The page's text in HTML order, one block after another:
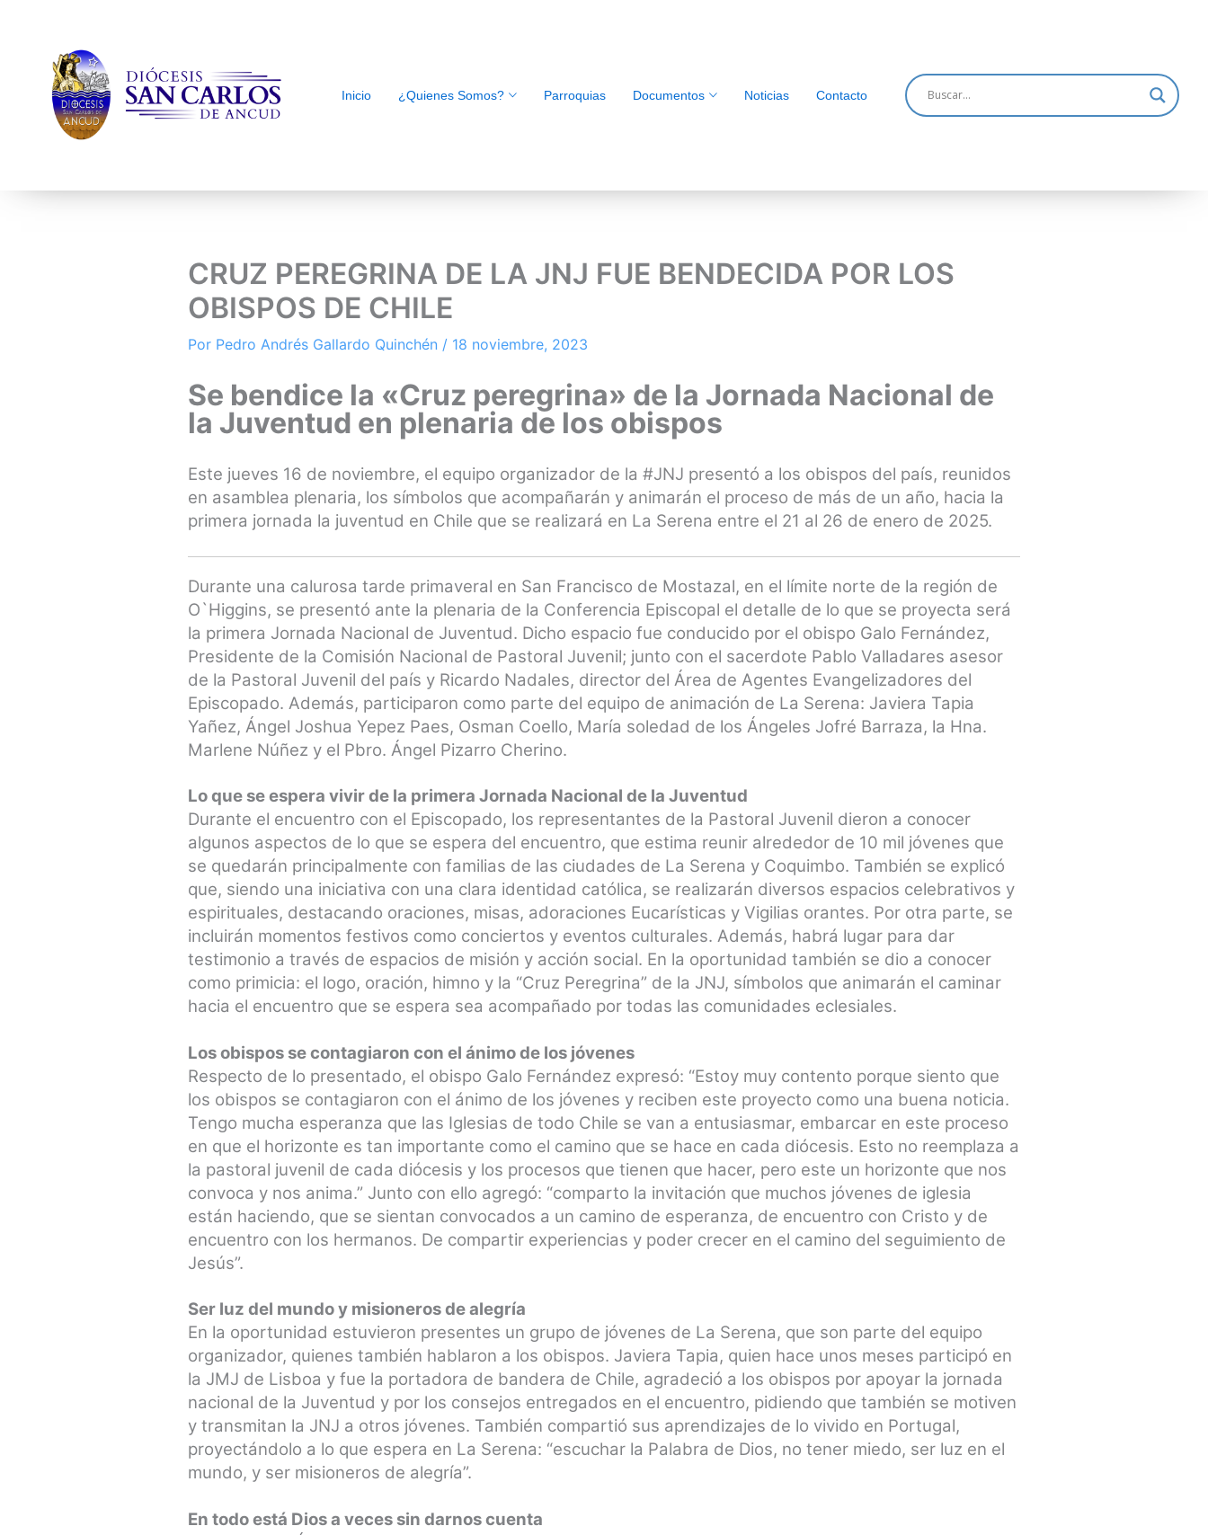
Inicio ¿Quienes Somos? Parroquias Documentos Noticias Contacto
CRUZ PEREGRINA DE LA JNJ FUE BENDECIDA POR LOS
OBISPOS DE CHILE
Por Pedro Andrés Gallardo Quinchén / 18 noviembre, 2023
Se bendice la «Cruz peregrina» de la Jornada Nacional de
la Juventud en plenaria de los obispos
Este jueves 16 de noviembre, el equipo organizador de la #JNJ presentó a los obispos del país, reunidos
en asamblea plenaria, los símbolos que acompañarán y animarán el proceso de más de un año, hacia la
primera jornada la juventud en Chile que se realizará en La Serena entre el 21 al 26 de enero de 2025.
Durante una calurosa tarde primaveral en San Francisco de Mostazal, en el límite norte de la región de
O`Higgins, se presentó ante la plenaria de la Conferencia Episcopal el detalle de lo que se proyecta será
la primera Jornada Nacional de Juventud. Dicho espacio fue conducido por el obispo Galo Fernández,
Presidente de la Comisión Nacional de Pastoral Juvenil; junto con el sacerdote Pablo Valladares asesor
de la Pastoral Juvenil del país y Ricardo Nadales, director del Área de Agentes Evangelizadores del
Episcopado. Además, participaron como parte del equipo de animación de La Serena: Javiera Tapia
Yañez, Ángel Joshua Yepez Paes, Osman Coello, María soledad de los Ángeles Jofré Barraza, la Hna.
Marlene Núñez y el Pbro. Ángel Pizarro Cherino.
Lo que se espera vivir de la primera Jornada Nacional de la Juventud
Durante el encuentro con el Episcopado, los representantes de la Pastoral Juvenil dieron a conocer
algunos aspectos de lo que se espera del encuentro, que estima reunir alrededor de 10 mil jóvenes que
se quedarán principalmente con familias de las ciudades de La Serena y Coquimbo. También se explicó
que, siendo una iniciativa con una clara identidad católica, se realizarán diversos espacios celebrativos y
espirituales, destacando oraciones, misas, adoraciones Eucarísticas y Vigilias orantes. Por otra parte, se
incluirán momentos festivos como conciertos y eventos culturales. Además, habrá lugar para dar
testimonio a través de espacios de misión y acción social. En la oportunidad también se dio a conocer
como primicia: el logo, oración, himno y la “Cruz Peregrina” de la JNJ, símbolos que animarán el caminar
hacia el encuentro que se espera sea acompañado por todas las comunidades eclesiales.
Los obispos se contagiaron con el ánimo de los jóvenes
Respecto de lo presentado, el obispo Galo Fernández expresó: “Estoy muy contento porque siento que
los obispos se contagiaron con el ánimo de los jóvenes y reciben este proyecto como una buena noticia.
Tengo mucha esperanza que las Iglesias de todo Chile se van a entusiasmar, embarcar en este proceso
en que el horizonte es tan importante como el camino que se hace en cada diócesis. Esto no reemplaza a
la pastoral juvenil de cada diócesis y los procesos que tienen que hacer, pero este un horizonte que nos
convoca y nos anima.” Junto con ello agregó: “comparto la invitación que muchos jóvenes de iglesia
están haciendo, que se sientan convocados a un camino de esperanza, de encuentro con Cristo y de
encuentro con los hermanos. De compartir experiencias y poder crecer en el camino del seguimiento de
Jesús”.
Ser luz del mundo y misioneros de alegría
En la oportunidad estuvieron presentes un grupo de jóvenes de La Serena, que son parte del equipo
organizador, quienes también hablaron a los obispos. Javiera Tapia, quien hace unos meses participó en
la JMJ de Lisboa y fue la portadora de bandera de Chile, agradeció a los obispos por apoyar la jornada
nacional de la Juventud y por los consejos entregados en el encuentro, pidiendo que también se motiven
y transmitan la JNJ a otros jóvenes. También compartió sus aprendizajes de lo vivido en Portugal,
proyectándolo a lo que espera en La Serena: “escuchar la Palabra de Dios, no tener miedo, ser luz en el
mundo, y ser misioneros de alegría”.
En todo está Dios a veces sin darnos cuenta